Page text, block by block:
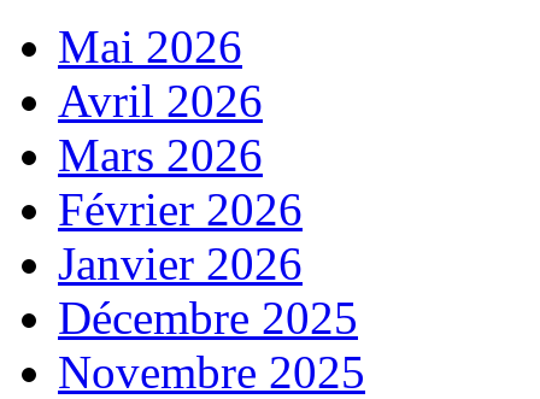
Mai 2026
Avril 2026
Mars 2026
Février 2026
Janvier 2026
Décembre 2025
Novembre 2025